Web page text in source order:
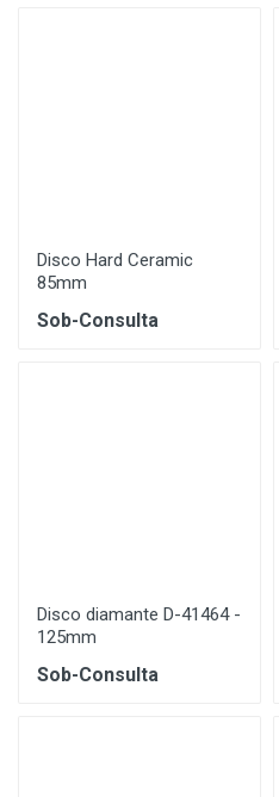
Disco Hard Ceramic
85mm
Sob-Consulta
Disco diamante D-41464 -
125mm
Sob-Consulta